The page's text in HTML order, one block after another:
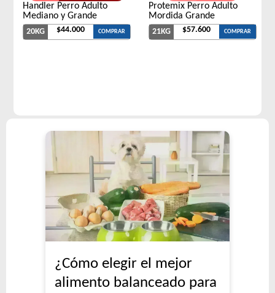
Handler Perro Adulto
Mediano y Grande
20KG $44.000 COMPRAR
Protemix Perro Adulto
Mordida Grande
21KG $57.600 COMPRAR
¿Cómo elegir el mejor
alimento balanceado para